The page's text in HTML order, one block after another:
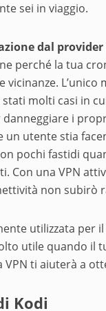
sei in viaggio.
dal provider
perché la tua
vicinanze.
molti casi in
danneggiare i
un utente stia
pochi fastidi
una VPN
non subirò
utilizzata per
utile quando il
ti aiuterà a
Kodi